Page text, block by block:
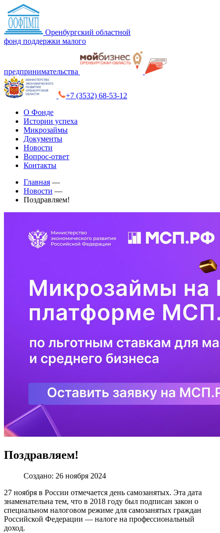
Оренбургский областной
фонд поддержки малого
предпринимательства
+7 (3532) 68-53-12
О Фонде
Истории успеха
Микрозаймы
Документы
Новости
Вопрос-ответ
Контакты
Главная —
Новости —
Поздравляем!
Поздравляем!
Создано: 26 ноября 2024
27 ноября в России отмечается день самозанятых. Эта дата
знаменательна тем, что в 2018 году был подписан закон о
специальном налоговом режиме для самозанятых граждан
Российской Федерации — налоге на профессиональный
доход.